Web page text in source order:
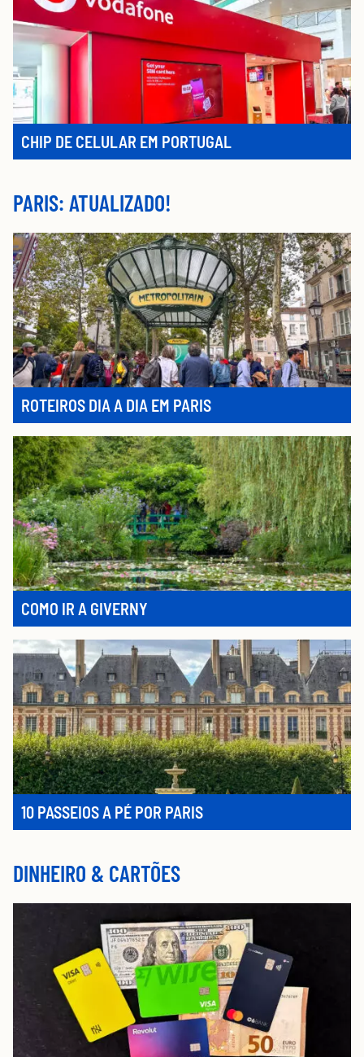
CHIP DE CELULAR EM PORTUGAL
PARIS: ATUALIZADO!
ROTEIROS DIA A DIA EM PARIS
COMO IR A GIVERNY
10 PASSEIOS A PÉ POR PARIS
DINHEIRO & CARTÕES